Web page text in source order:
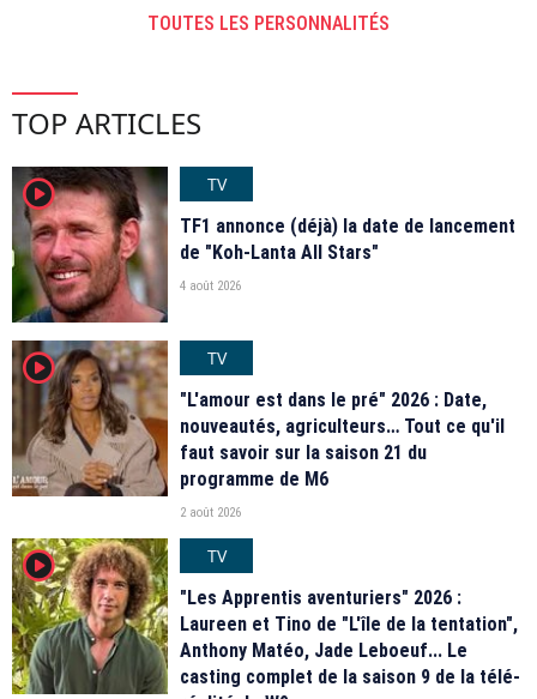
TOUTES LES PERSONNALITÉS
TOP ARTICLES
player2
TV
TF1 annonce (déjà) la date de lancement
de "Koh-Lanta All Stars"
4 août 2026
player2
TV
"L'amour est dans le pré" 2026 : Date,
nouveautés, agriculteurs… Tout ce qu'il
faut savoir sur la saison 21 du
programme de M6
2 août 2026
player2
TV
"Les Apprentis aventuriers" 2026 :
Laureen et Tino de "L'île de la tentation",
Anthony Matéo, Jade Leboeuf... Le
casting complet de la saison 9 de la télé-